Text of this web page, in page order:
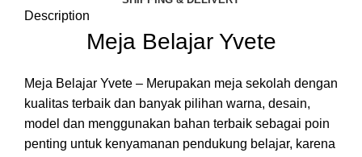
Description
Meja Belajar Yvete
Meja Belajar Yvete – Merupakan meja sekolah dengan
kualitas terbaik dan banyak pilihan warna, desain,
model dan menggunakan bahan terbaik sebagai poin
penting untuk kenyamanan pendukung belajar, karena